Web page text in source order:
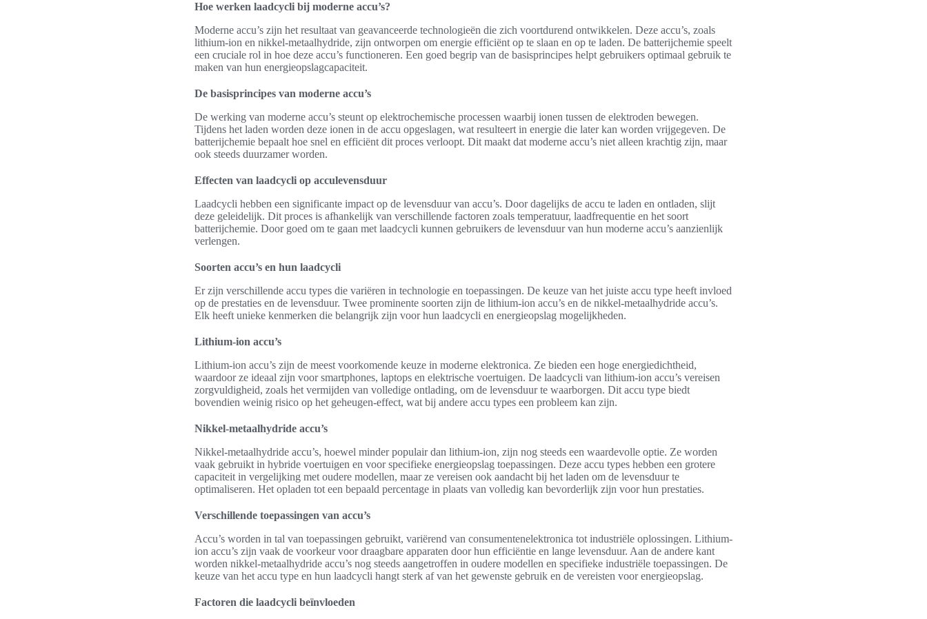
Hoe werken laadcycli bij moderne accu’s?
Moderne accu’s zijn het resultaat van geavanceerde technologieën die zich voortdurend ontwikkelen. Deze accu’s, zoals
lithium-ion en nikkel-metaalhydride, zijn ontworpen om energie efficiënt op te slaan en op te laden. De batterijchemie speelt
een cruciale rol in hoe deze accu’s functioneren. Een goed begrip van de basisprincipes helpt gebruikers optimaal gebruik te
maken van hun energieopslagcapaciteit.
De basisprincipes van moderne accu’s
De werking van moderne accu’s steunt op elektrochemische processen waarbij ionen tussen de elektroden bewegen.
Tijdens het laden worden deze ionen in de accu opgeslagen, wat resulteert in energie die later kan worden vrijgegeven. De
batterijchemie bepaalt hoe snel en efficiënt dit proces verloopt. Dit maakt dat moderne accu’s niet alleen krachtig zijn, maar
ook steeds duurzamer worden.
Effecten van laadcycli op acculevensduur
Laadcycli hebben een significante impact op de levensduur van accu’s. Door dagelijks de accu te laden en ontladen, slijt
deze geleidelijk. Dit proces is afhankelijk van verschillende factoren zoals temperatuur, laadfrequentie en het soort
batterijchemie. Door goed om te gaan met laadcycli kunnen gebruikers de levensduur van hun moderne accu’s aanzienlijk
verlengen.
Soorten accu’s en hun laadcycli
Er zijn verschillende accu types die variëren in technologie en toepassingen. De keuze van het juiste accu type heeft invloed
op de prestaties en de levensduur. Twee prominente soorten zijn de lithium-ion accu’s en de nikkel-metaalhydride accu’s.
Elk heeft unieke kenmerken die belangrijk zijn voor hun laadcycli en energieopslag mogelijkheden.
Lithium-ion accu’s
Lithium-ion accu’s zijn de meest voorkomende keuze in moderne elektronica. Ze bieden een hoge energiedichtheid,
waardoor ze ideaal zijn voor smartphones, laptops en elektrische voertuigen. De laadcycli van lithium-ion accu’s vereisen
zorgvuldigheid, zoals het vermijden van volledige ontlading, om de levensduur te waarborgen. Dit accu type biedt
bovendien weinig risico op het geheugen-effect, wat bij andere accu types een probleem kan zijn.
Nikkel-metaalhydride accu’s
Nikkel-metaalhydride accu’s, hoewel minder populair dan lithium-ion, zijn nog steeds een waardevolle optie. Ze worden
vaak gebruikt in hybride voertuigen en voor specifieke energieopslag toepassingen. Deze accu types hebben een grotere
capaciteit in vergelijking met oudere modellen, maar ze vereisen ook aandacht bij het laden om de levensduur te
optimaliseren. Het opladen tot een bepaald percentage in plaats van volledig kan bevorderlijk zijn voor hun prestaties.
Verschillende toepassingen van accu’s
Accu’s worden in tal van toepassingen gebruikt, variërend van consumentenelektronica tot industriële oplossingen. Lithium-
ion accu’s zijn vaak de voorkeur voor draagbare apparaten door hun efficiëntie en lange levensduur. Aan de andere kant
worden nikkel-metaalhydride accu’s nog steeds aangetroffen in oudere modellen en specifieke industriële toepassingen. De
keuze van het accu type en hun laadcycli hangt sterk af van het gewenste gebruik en de vereisten voor energieopslag.
Factoren die laadcycli beïnvloeden